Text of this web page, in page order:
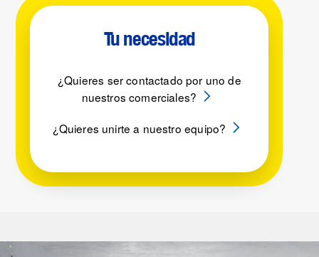
Tu necesidad
¿Quieres ser contactado por uno de
nuestros comerciales?
¿Quieres unirte a nuestro equipo?